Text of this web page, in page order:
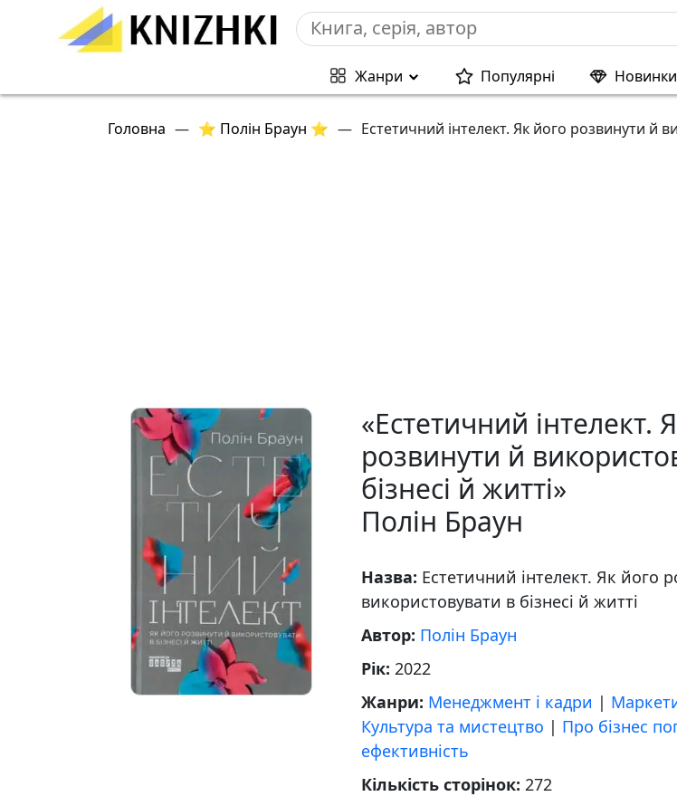
Жанри Популярні Новинки
Головна — ⭐ Полін Браун ⭐ — Естетичний інтелект. Як його розвинути й
«Естетичний інтелект.
розвинути й
бізнесі й житті»
Полін Браун
Назва: Естетичний інтелект. Як його
використовувати в бізнесі й житті
Автор: Полін Браун
Рік: 2022
Жанри: Менеджмент і кадри |
Культура та мистецтво | Про бізнес
ефективність
Кількість сторінок: 272